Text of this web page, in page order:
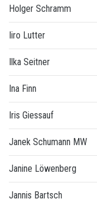
Holger Schramm
Iiro Lutter
Ilka Seitner
Ina Finn
Iris Giessauf
Janek Schumann MW
Janine Löwenberg
Jannis Bartsch